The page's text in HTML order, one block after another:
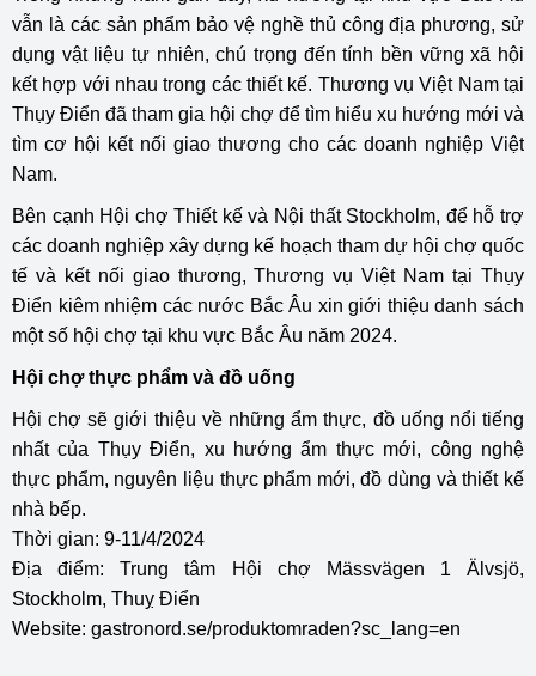
vẫn là các sản phẩm bảo vệ nghề thủ công địa phương, sử
dụng vật liệu tự nhiên, chú trọng đến tính bền vững xã hội
kết hợp với nhau trong các thiết kế. Thương vụ Việt Nam tại
Thụy Điển đã tham gia hội chợ để tìm hiểu xu hướng mới và
tìm cơ hội kết nối giao thương cho các doanh nghiệp Việt
Nam.
Bên cạnh Hội chợ Thiết kế và Nội thất Stockholm, để hỗ trợ
các doanh nghiệp xây dựng kế hoạch tham dự hội chợ quốc
tế và kết nối giao thương, Thương vụ Việt Nam tại Thụy
Điển kiêm nhiệm các nước Bắc Âu xin giới thiệu danh sách
một số hội chợ tại khu vực Bắc Âu năm 2024.
Hội chợ thực phẩm và đồ uống
Hội chợ sẽ giới thiệu về những ẩm thực, đồ uống nổi tiếng
nhất của Thụy Điển, xu hướng ẩm thực mới, công nghệ
thực phẩm, nguyên liệu thực phẩm mới, đồ dùng và thiết kế
nhà bếp.
Thời gian: 9-11/4/2024
Địa điểm: Trung tâm Hội chợ Mässvägen 1 Älvsjö,
Stockholm, Thuỵ Điển
Website: gastronord.se/produktomraden?sc_lang=en